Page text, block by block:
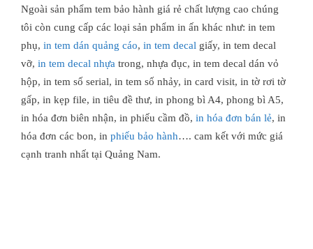
Ngoài sản phẩm tem bảo hành giá rẻ chất lượng cao chúng
tôi còn cung cấp các loại sản phẩm in ấn khác như: in tem
phụ, in tem dán quảng cáo, in tem decal giấy, in tem decal
vỡ, in tem decal nhựa trong, nhựa đục, in tem decal dán vỏ
hộp, in tem số serial, in tem số nhảy, in card visit, in tờ rơi tờ
gấp, in kẹp file, in tiêu đề thư, in phong bì A4, phong bì A5,
in hóa đơn biên nhận, in phiếu cầm đồ, in hóa đơn bán lẻ, in
hóa đơn các bon, in phiếu bảo hành…. cam kết với mức giá
cạnh tranh nhất tại Quảng Nam.